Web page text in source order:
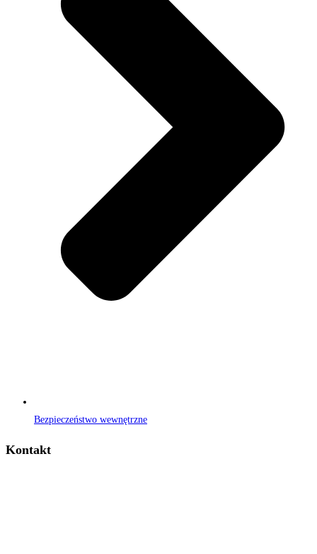
Bezpieczeństwo wewnętrzne
Kontakt